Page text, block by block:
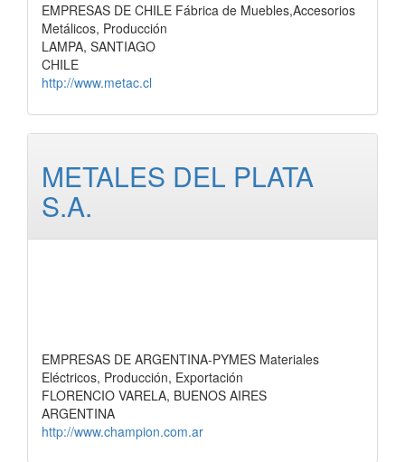
EMPRESAS DE CHILE Fábrica de Muebles,Accesorios
Metálicos, Producción
LAMPA, SANTIAGO
CHILE
http://www.metac.cl
METALES DEL PLATA
S.A.
EMPRESAS DE ARGENTINA-PYMES Materiales
Eléctricos, Producción, Exportación
FLORENCIO VARELA, BUENOS AIRES
ARGENTINA
http://www.champion.com.ar